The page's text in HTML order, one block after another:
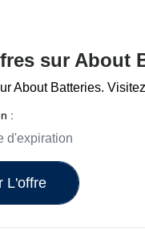
sur About
About Batteries.
:
d'expiration
L'offre